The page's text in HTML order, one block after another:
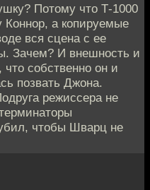
Потому что Т-1000
Коннор, а копируемые
вся сцена с ее
Зачем? И внешность и
что собственно он и
позвать Джона.
режиссера не
чтобы Шварц не